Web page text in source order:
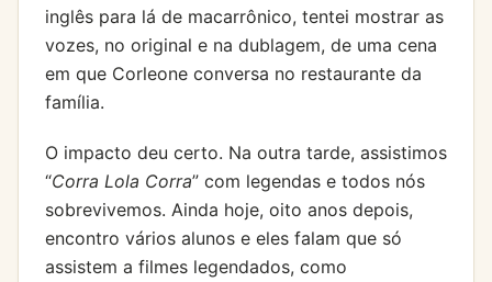
inglês para lá de macarrônico, tentei mostrar as
vozes, no original e na dublagem, de uma cena
em que Corleone conversa no restaurante da
família.
O impacto deu certo. Na outra tarde, assistimos
“Corra Lola Corra” com legendas e todos nós
sobrevivemos. Ainda hoje, oito anos depois,
encontro vários alunos e eles falam que só
assistem a filmes legendados, como